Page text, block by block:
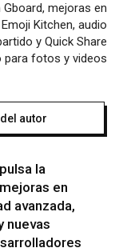
Gboard, mejoras en
Emoji Kitchen, audio
y Quick Share
para fotos y videos
autor
la
en
avanzada,
nuevas